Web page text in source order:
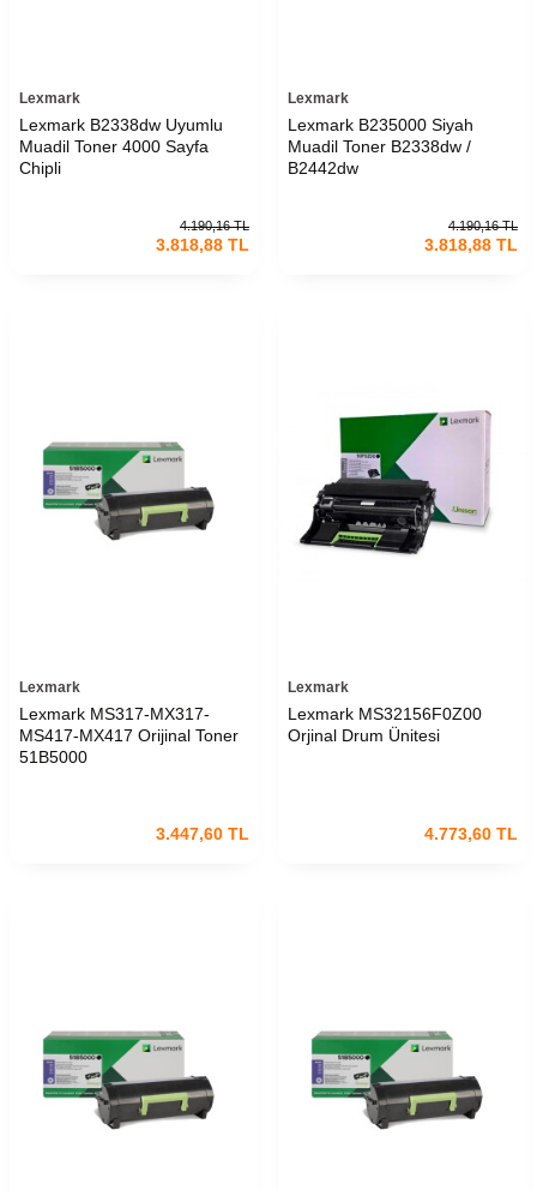
Lexmark
Lexmark B2338dw Uyumlu
Muadil Toner 4000 Sayfa
Chipli
4.190,16TL
3.818,88 TL
Lexmark
Lexmark B235000 Siyah
Muadil Toner B2338dw /
B2442dw
4.190,16TL
3.818,88 TL
Lexmark
Lexmark MS317-MX317-
MS417-MX417 Orijinal Toner
51B5000
3.447,60 TL
Lexmark
Lexmark MS32156F0Z00
Orjinal Drum Ünitesi
4.773,60 TL